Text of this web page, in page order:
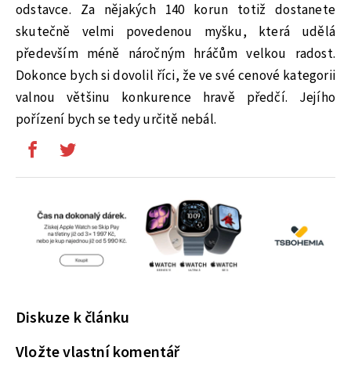
odstavce. Za nějakých 140 korun totiž dostanete
skutečně velmi povedenou myšku, která udělá
především méně náročným hráčům velkou radost.
Dokonce bych si dovolil říci, že ve své cenové kategorii
valnou většinu konkurence hravě předčí. Jejího
pořízení bych se tedy určitě nebál.
Diskuze k článku
Vložte vlastní komentář